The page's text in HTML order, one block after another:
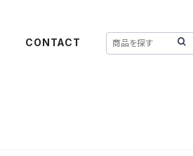
CONTACT